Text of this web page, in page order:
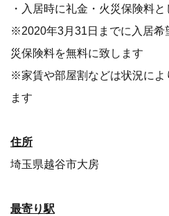
・入居時に礼金・火災保険料
※2020年3月31日までに入居希
災保険料を無料に致します
※家賃や部屋割などは状況によ
ます
住所
埼玉県越谷市大房
最寄り駅